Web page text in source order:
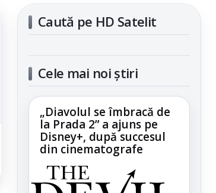
Caută pe HD Satelit
Cele mai noi știri
„Diavolul se îmbracă de
la Prada 2” a ajuns pe
Disney+, după succesul
din cinematografe